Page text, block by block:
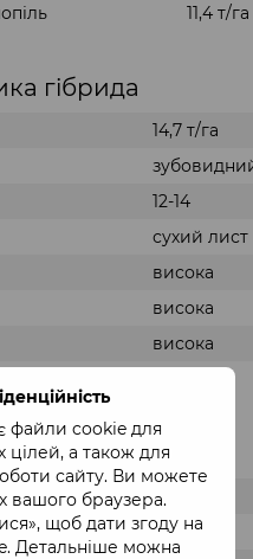
файли cookie для
цілей, а також для
сайту. Ви можете
вашого браузера.
щоб дати згоду на
Детальніше можна
11,4 т/га
гібрида
14,7 т/га
12-14
сухий лист
висока
висока
висока
період:
106 днів
110 днів